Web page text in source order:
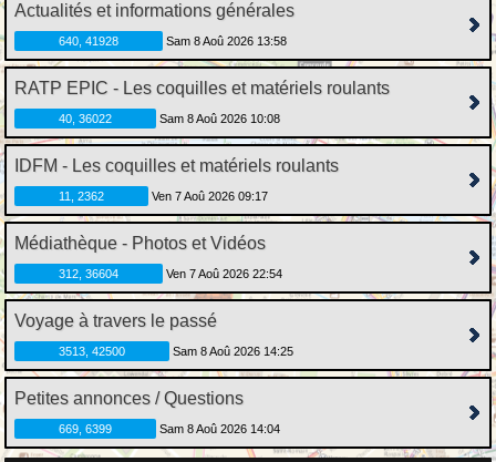
Actualités et informations générales
640, 41928 Sam 8 Aoû 2026 13:58
RATP EPIC - Les coquilles et matériels roulants
40, 36022 Sam 8 Aoû 2026 10:08
IDFM - Les coquilles et matériels roulants
11, 2362 Ven 7 Aoû 2026 09:17
Médiathèque - Photos et Vidéos
312, 36604 Ven 7 Aoû 2026 22:54
Voyage à travers le passé
3513, 42500 Sam 8 Aoû 2026 14:25
Petites annonces / Questions
669, 6399 Sam 8 Aoû 2026 14:04